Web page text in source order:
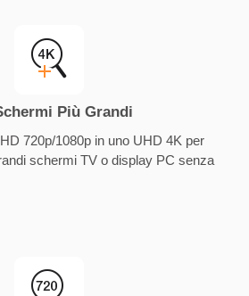
Più Grandi
720p/1080p in uno UHD 4K per
schermi TV o display PC senza